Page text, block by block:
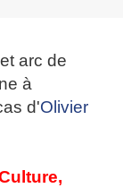
arc de
à
d'Olivier